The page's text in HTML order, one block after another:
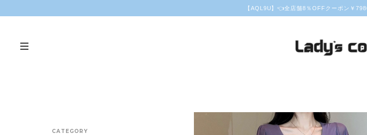
【AQL9U】👈全店舗8％OFFクーポン￥
CATEGORY